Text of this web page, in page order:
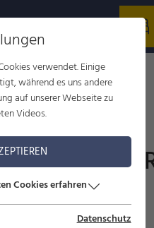
Veranstaltungen
und
verwendet. Einige
während es uns andere
auf unserer Webseite zu
Videos.
Cookies erfahren
Datenschutz